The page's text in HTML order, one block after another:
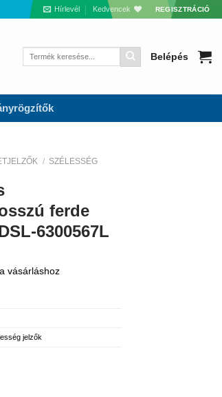
Hírlevél Kedvencek REGISZTRÁCIÓ
Keresés
Belépés
/ SZÉLESSÉG
ferde
6300567L
vásárláshoz
jelzők